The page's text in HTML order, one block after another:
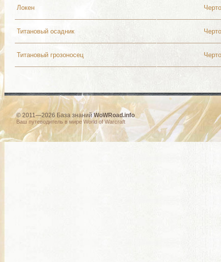
Локен
Титановый осадник
Титановый грозоносец
© 2011—2026 База знанийWoWRoad.info
Ваш путеводитель в мире World of Warcraft